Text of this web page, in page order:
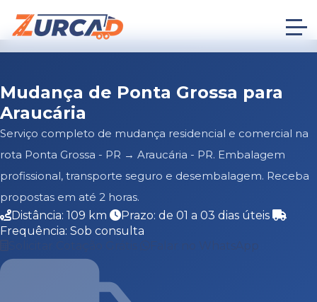
Mudança de Ponta Grossa para
Araucária
Serviço completo de mudança residencial e comercial na
rota Ponta Grossa - PR → Araucária - PR. Embalagem
profissional, transporte seguro e desembalagem. Receba
propostas em até 2 horas.
Distância: 109 km
Prazo: de 01 a 03 dias úteis
Frequência: Sob consulta
Falar no WhatsApp